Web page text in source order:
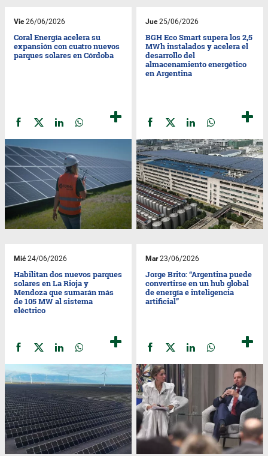
Vie26/06/2026
Coral Energía acelera su
expansión con cuatro nuevos
parques solares en Córdoba
Jue25/06/2026
BGH Eco Smart supera los 2,5
MWh instalados y acelera el
desarrollo del
almacenamiento energético
en Argentina
Mié24/06/2026
Habilitan dos nuevos parques
solares en La Rioja y
Mendoza que sumarán más
de 105 MW al sistema
eléctrico
Mar23/06/2026
Jorge Brito: “Argentina puede
convertirse en un hub global
de energía e inteligencia
artificial”